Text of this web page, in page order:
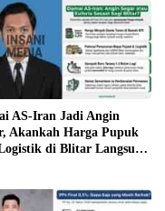
AS-Iran Jadi Angin
Akankah Harga Pupuk
di Blitar Langsung